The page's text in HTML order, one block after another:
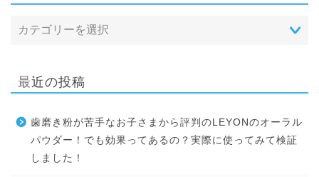
最近の投稿
歯磨き粉が苦手なお子さまから評判のLEYONのオーラル
パウダー！でも効果ってあるの？実際に使ってみて検証
しました！